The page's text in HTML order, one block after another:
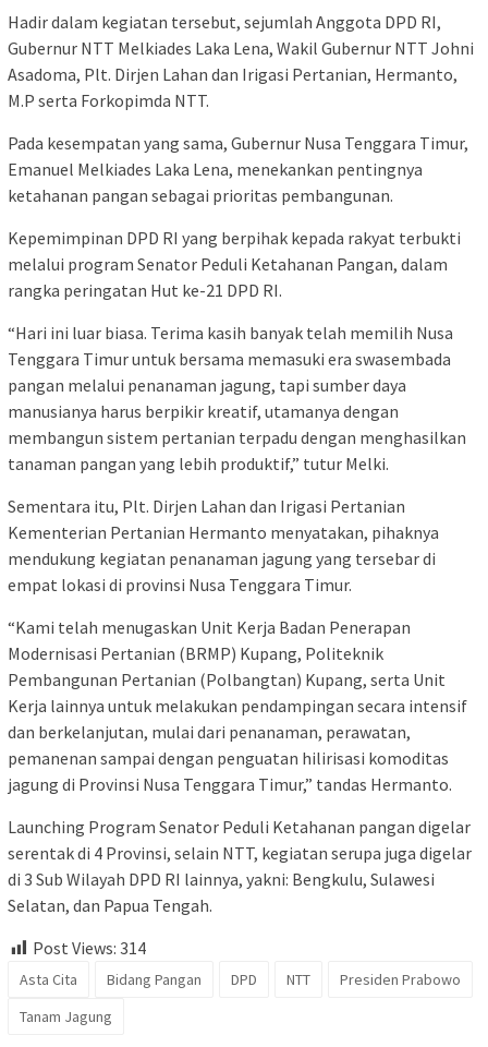
Hadir dalam kegiatan tersebut, sejumlah Anggota DPD RI,
Gubernur NTT Melkiades Laka Lena, Wakil Gubernur NTT Johni
Asadoma, Plt. Dirjen Lahan dan Irigasi Pertanian, Hermanto,
M.P serta Forkopimda NTT.
Pada kesempatan yang sama, Gubernur Nusa Tenggara Timur,
Emanuel Melkiades Laka Lena, menekankan pentingnya
ketahanan pangan sebagai prioritas pembangunan.
Kepemimpinan DPD RI yang berpihak kepada rakyat terbukti
melalui program Senator Peduli Ketahanan Pangan, dalam
rangka peringatan Hut ke-21 DPD RI.
“Hari ini luar biasa. Terima kasih banyak telah memilih Nusa
Tenggara Timur untuk bersama memasuki era swasembada
pangan melalui penanaman jagung, tapi sumber daya
manusianya harus berpikir kreatif, utamanya dengan
membangun sistem pertanian terpadu dengan menghasilkan
tanaman pangan yang lebih produktif,” tutur Melki.
Sementara itu, Plt. Dirjen Lahan dan Irigasi Pertanian
Kementerian Pertanian Hermanto menyatakan, pihaknya
mendukung kegiatan penanaman jagung yang tersebar di
empat lokasi di provinsi Nusa Tenggara Timur.
“Kami telah menugaskan Unit Kerja Badan Penerapan
Modernisasi Pertanian (BRMP) Kupang, Politeknik
Pembangunan Pertanian (Polbangtan) Kupang, serta Unit
Kerja lainnya untuk melakukan pendampingan secara intensif
dan berkelanjutan, mulai dari penanaman, perawatan,
pemanenan sampai dengan penguatan hilirisasi komoditas
jagung di Provinsi Nusa Tenggara Timur,” tandas Hermanto.
Launching Program Senator Peduli Ketahanan pangan digelar
serentak di 4 Provinsi, selain NTT, kegiatan serupa juga digelar
di 3 Sub Wilayah DPD RI lainnya, yakni: Bengkulu, Sulawesi
Selatan, dan Papua Tengah.
Post Views: 314
Asta Cita Bidang Pangan DPD NTT
Presiden Prabowo
Tanam Jagung